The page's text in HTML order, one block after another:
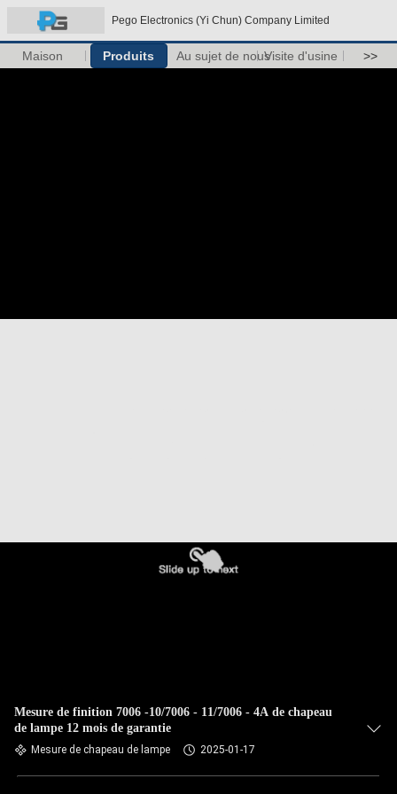
Pego Electronics (Yi Chun) Company Limited
Maison Produits Au sujet de nousVisite d'usine >>
Mesure de finition 7006 -10/7006 - 11/7006 - 4A de chapeau
de lampe 12 mois de garantie
Mesure de chapeau de lampe 2025-01-17